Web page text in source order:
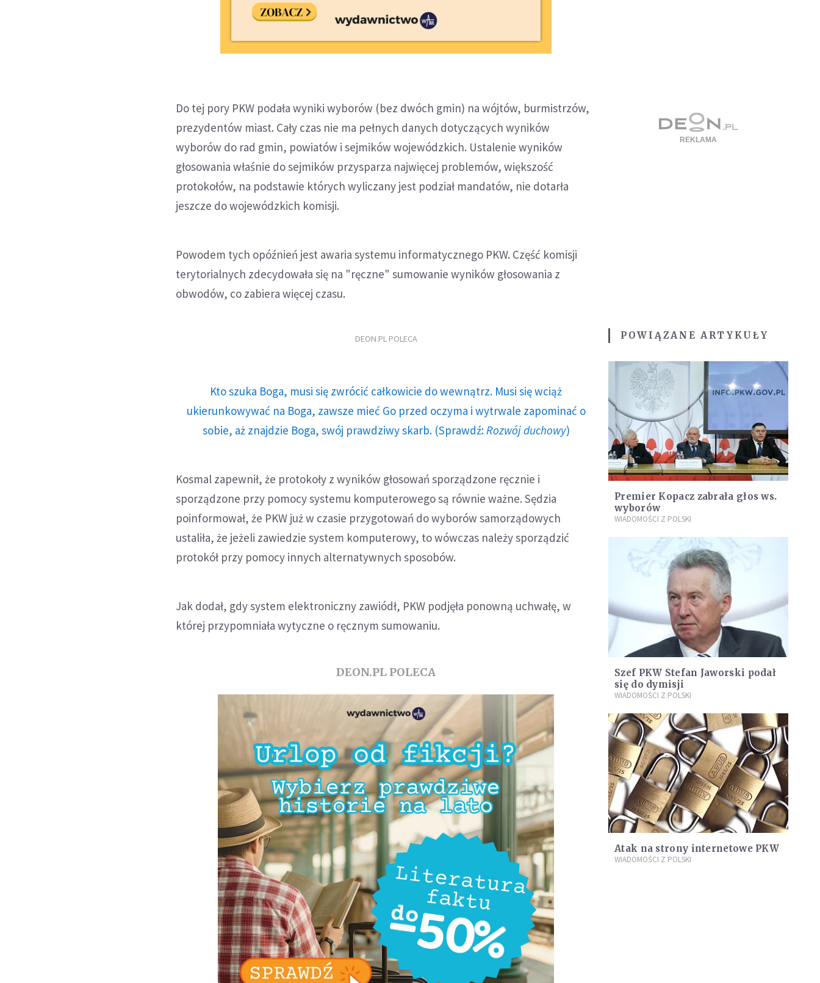
Do tej pory PKW podała wyniki wyborów (bez dwóch gmin) na wójtów, burmistrzów,
prezydentów miast. Cały czas nie ma pełnych danych dotyczących wyników
wyborów do rad gmin, powiatów i sejmików wojewódzkich. Ustalenie wyników
głosowania właśnie do sejmików przysparza najwięcej problemów, większość
protokołów, na podstawie których wyliczany jest podział mandatów, nie dotarła
jeszcze do wojewódzkich komisji.
Powodem tych opóźnień jest awaria systemu informatycznego PKW. Część komisji
terytorialnych zdecydowała się na "ręczne" sumowanie wyników głosowania z
obwodów, co zabiera więcej czasu.
DEON.PL POLECA
Kto szuka Boga, musi się zwrócić całkowicie do wewnątrz. Musi się wciąż
ukierunkowywać na Boga, zawsze mieć Go przed oczyma i wytrwale zapominać o
sobie, aż znajdzie Boga, swój prawdziwy skarb. (Sprawdź: Rozwój duchowy)
Kosmal zapewnił, że protokoły z wyników głosowań sporządzone ręcznie i
sporządzone przy pomocy systemu komputerowego są równie ważne. Sędzia
poinformował, że PKW już w czasie przygotowań do wyborów samorządowych
ustaliła, że jeżeli zawiedzie system komputerowy, to wówczas należy sporządzić
protokół przy pomocy innych alternatywnych sposobów.
Jak dodał, gdy system elektroniczny zawiódł, PKW podjęła ponowną uchwałę, w
której przypomniała wytyczne o ręcznym sumowaniu.
DEON.PL POLECA
POWIĄZANE ARTYKUŁY
Premier Kopacz zabrała głos ws.
wyborów
WIADOMOŚCI Z POLSKI
Szef PKW Stefan Jaworski podał
się do dymisji
WIADOMOŚCI Z POLSKI
Atak na strony internetowe PKW
WIADOMOŚCI Z POLSKI